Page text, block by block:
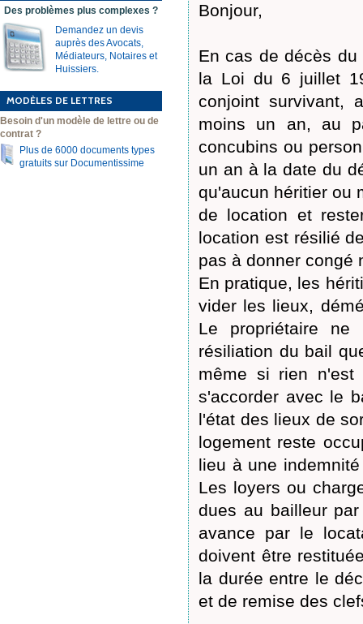
Des problèmes plus complexes ?
Demandez un devis
auprès des Avocats,
Médiateurs, Notaires et
Huissiers.
MODÈLES DE LETTRES
Besoin d'un modèle de lettre ou de
contrat ?
Plus de 6000 documents types
gratuits sur Documentissime
Bonjour,
En cas de décès
la Loi du 6 juillet
conjoint survivant,
moins un an, au
concubins ou
un an à la date du
qu'aucun héritier ou
de location et
location est résilié
pas à donner congé
En pratique, les
vider les lieux,
Le propriétaire ne
résiliation du bail
même si rien
s'accorder avec le
l'état des lieux de
logement reste
lieu à une
Les loyers ou
dues au bailleur
avance par le
doivent être
la durée entre le
et de remise des